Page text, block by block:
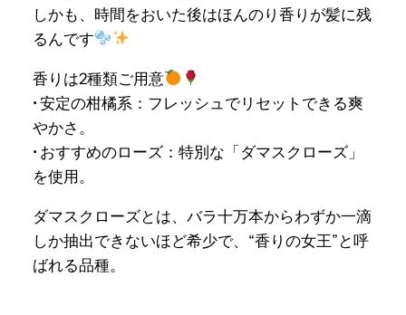
しかも、時間をおいた後はほんのり香りが髪に残
るんです
香りは2種類ご用意
• 安定の柑橘系：フレッシュでリセットできる爽
やかさ。
• おすすめのローズ：特別な「ダマスクローズ」
を使用。
ダマスクローズとは、バラ十万本からわずか一滴
しか抽出できないほど希少で、“香りの女王”と呼
ばれる品種。